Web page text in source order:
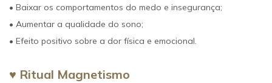
• Baixar os comportamentos do medo e insegurança;
• Aumentar a qualidade do sono;
• Efeito positivo sobre a dor física e emocional.
♥ Ritual Magnetismo